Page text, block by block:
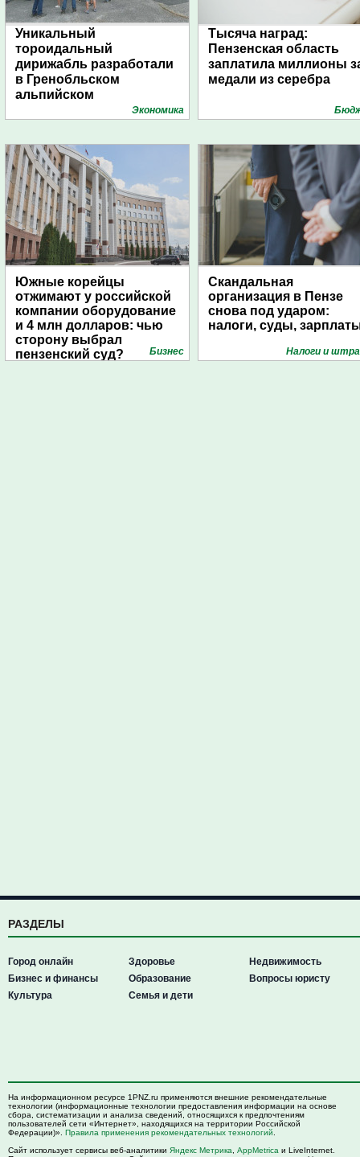
Уникальный
тороидальный
дирижабль разработали
в Гренобльском
альпийском
Экономика
Тысяча наград:
Пензенская область
заплатила миллионы
медали из серебра
Южные корейцы
отжимают у российской
компании оборудование
и 4 млн долларов: чью
сторону выбрал
пензенский суд?
Бизнес
Скандальная
организация в Пензе
снова под ударом:
налоги, суды,
Налоги и
РАЗДЕЛЫ
Город онлайн
Бизнес и финансы
Культура
Здоровье
Образование
Семья и дети
Недвижимость
Вопросы юристу
На информационном ресурсе 1PNZ.ru применяются внешние рекомендательные
технологии (информационные технологии предоставления информации на основе
сбора, систематизации и анализа сведений, относящихся к предпочтениям
пользователей сети «Интернет», находящихся на территории Российской
Федерации)». Правила применения рекомендательных технологий
Сайт использует сервисы веб-аналитики Яндекс Метрика AppMetrica и LiveInternet.